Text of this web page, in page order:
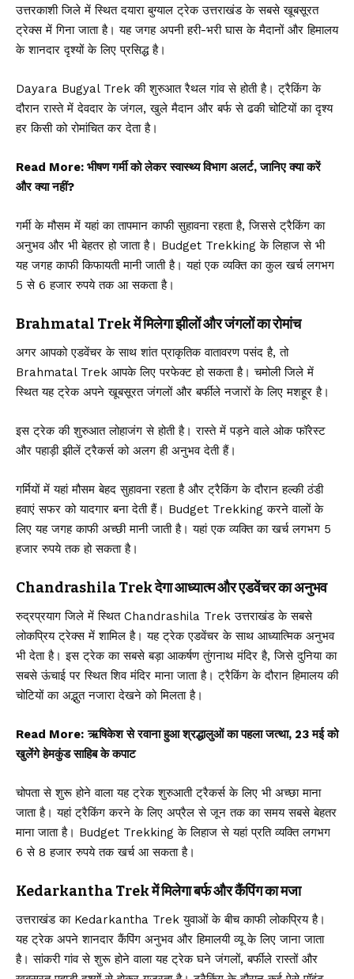
उत्तरकाशी जिले में स्थित दयारा बुग्याल ट्रेक उत्तराखंड के सबसे खूबसूरत
ट्रेक्स में गिना जाता है। यह जगह अपनी हरी-भरी घास के मैदानों और हिमालय
के शानदार दृश्यों के लिए प्रसिद्ध है।
Dayara Bugyal Trek की शुरुआत रैथल गांव से होती है। ट्रैकिंग के
दौरान रास्ते में देवदार के जंगल, खुले मैदान और बर्फ से ढकी चोटियों का दृश्य
हर किसी को रोमांचित कर देता है।
Read More: भीषण गर्मी को लेकर स्वास्थ्य विभाग अलर्ट, जानिए क्या करें
और क्या नहीं?
गर्मी के मौसम में यहां का तापमान काफी सुहावना रहता है, जिससे ट्रैकिंग का
अनुभव और भी बेहतर हो जाता है। Budget Trekking के लिहाज से भी
यह जगह काफी किफायती मानी जाती है। यहां एक व्यक्ति का कुल खर्च लगभग
5 से 6 हजार रुपये तक आ सकता है।
Brahmatal Trek में मिलेगा झीलों और जंगलों का रोमांच
अगर आपको एडवेंचर के साथ शांत प्राकृतिक वातावरण पसंद है, तो
Brahmatal Trek आपके लिए परफेक्ट हो सकता है। चमोली जिले में
स्थित यह ट्रेक अपने खूबसूरत जंगलों और बर्फीले नजारों के लिए मशहूर है।
इस ट्रेक की शुरुआत लोहाजंग से होती है। रास्ते में पड़ने वाले ओक फॉरेस्ट
और पहाड़ी झीलें ट्रैकर्स को अलग ही अनुभव देती हैं।
गर्मियों में यहां मौसम बेहद सुहावना रहता है और ट्रैकिंग के दौरान हल्की ठंडी
हवाएं सफर को यादगार बना देती हैं। Budget Trekking करने वालों के
लिए यह जगह काफी अच्छी मानी जाती है। यहां एक व्यक्ति का खर्च लगभग 5
हजार रुपये तक हो सकता है।
Chandrashila Trek देगा आध्यात्म और एडवेंचर का अनुभव
रुद्रप्रयाग जिले में स्थित Chandrashila Trek उत्तराखंड के सबसे
लोकप्रिय ट्रेक्स में शामिल है। यह ट्रेक एडवेंचर के साथ आध्यात्मिक अनुभव
भी देता है। इस ट्रेक का सबसे बड़ा आकर्षण तुंगनाथ मंदिर है, जिसे दुनिया का
सबसे ऊंचाई पर स्थित शिव मंदिर माना जाता है। ट्रैकिंग के दौरान हिमालय की
चोटियों का अद्भुत नजारा देखने को मिलता है।
Read More: ऋषिकेश से रवाना हुआ श्रद्धालुओं का पहला जत्था, 23 मई को
खुलेंगे हेमकुंड साहिब के कपाट
चोपता से शुरू होने वाला यह ट्रेक शुरुआती ट्रैकर्स के लिए भी अच्छा माना
जाता है। यहां ट्रैकिंग करने के लिए अप्रैल से जून तक का समय सबसे बेहतर
माना जाता है। Budget Trekking के लिहाज से यहां प्रति व्यक्ति लगभग
6 से 8 हजार रुपये तक खर्च आ सकता है।
Kedarkantha Trek में मिलेगा बर्फ और कैंपिंग का मजा
उत्तराखंड का Kedarkantha Trek युवाओं के बीच काफी लोकप्रिय है।
यह ट्रेक अपने शानदार कैंपिंग अनुभव और हिमालयी व्यू के लिए जाना जाता
है। सांकरी गांव से शुरू होने वाला यह ट्रेक घने जंगलों, बर्फीले रास्तों और